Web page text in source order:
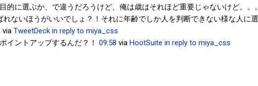
的に選ぶか、で違うだろうけど、俺は歳はそれほど重要じゃないけど。。
れないほうがいいでしょ？！それに年齢でしか人を判断できない様な人に
via TweetDeck in reply to miya_css
イントアップするんだ？！ 09:58 via HootSuite in reply to miya_css